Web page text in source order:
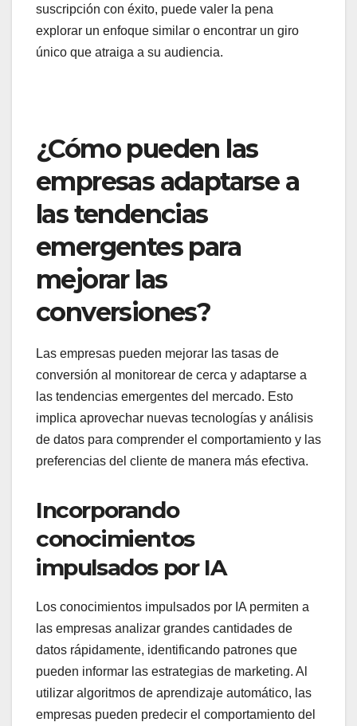
suscripción con éxito, puede valer la pena
explorar un enfoque similar o encontrar un giro
único que atraiga a su audiencia.
¿Cómo pueden las
empresas adaptarse a
las tendencias
emergentes para
mejorar las
conversiones?
Las empresas pueden mejorar las tasas de
conversión al monitorear de cerca y adaptarse a
las tendencias emergentes del mercado. Esto
implica aprovechar nuevas tecnologías y análisis
de datos para comprender el comportamiento y las
preferencias del cliente de manera más efectiva.
Incorporando
conocimientos
impulsados por IA
Los conocimientos impulsados por IA permiten a
las empresas analizar grandes cantidades de
datos rápidamente, identificando patrones que
pueden informar las estrategias de marketing. Al
utilizar algoritmos de aprendizaje automático, las
empresas pueden predecir el comportamiento del